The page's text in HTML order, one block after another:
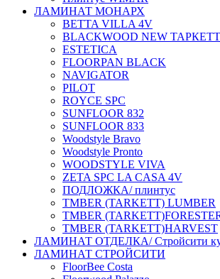
ЛАМИНАТ МОНАРХ
BETTA VILLA 4V
BLACKWOOD NEW ТАРКЕТТ
ESTETICA
FLOORPAN BLACK
NAVIGATOR
PILOT
ROYCE SPC
SUNFLOOR 832
SUNFLOOR 833
Woodstyle Bravo
Woodstyle Pronto
WOODSTYLE VIVA
ZETA SPC LA CASA 4V
ПОДЛОЖКА/ плинтус
ТMBER (TARKETT) LUMBER
ТMBER
ТMBER (TARKETT)HARVEST
ЛАМИНАТ ОТДЕЛКА/ Стройсити
ЛАМИНАТ СТРОЙСИТИ
FloorBee Costa